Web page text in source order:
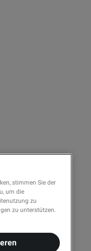
stimmen Sie der
um die
zu
zu unterstützen.